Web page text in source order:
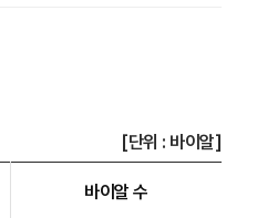
[단위 : 바이알]
바이알 수